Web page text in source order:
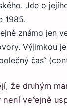
Jde o
1985.
známo jen
Výjimkou
čas“
že druhým
veřejně